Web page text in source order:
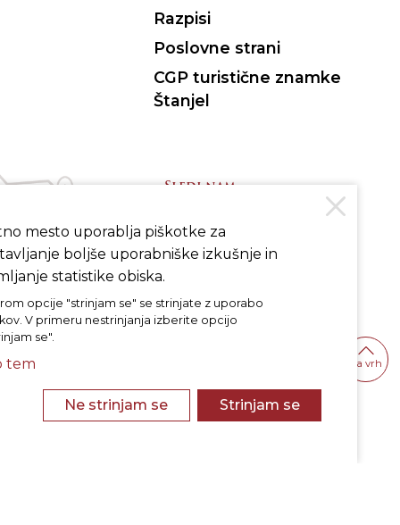
Razpisi
Poslovne strani
CGP turistične znamke
Štanjel
Sledi nam
INSTAGRAM FACEBOOK
Politika varstva osebnih podatkov Politika piškotkov
na vrh
mesto uporablja piškotke za
boljše uporabniške izkušnje in
statistike obiska.
opcije "strinjam se" se strinjate z uporabo
V primeru nestrinjanja izberite opcijo
se".
tem
Ne strinjam se Strinjam se